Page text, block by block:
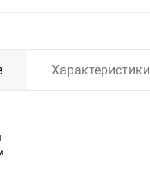
(точила)
Характеристики